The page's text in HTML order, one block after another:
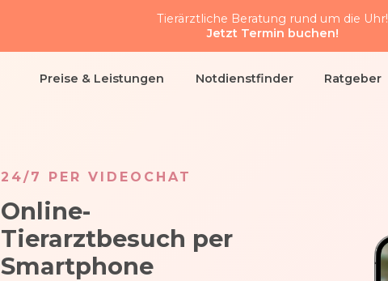
Tierärztliche Beratung rund um die Uhr!
Jetzt Termin buchen!
Preise & Leistungen Notdienstfinder Ratgeber
24/7 PER VIDEOCHAT
Online-
Tierarztbesuch per
Smartphone